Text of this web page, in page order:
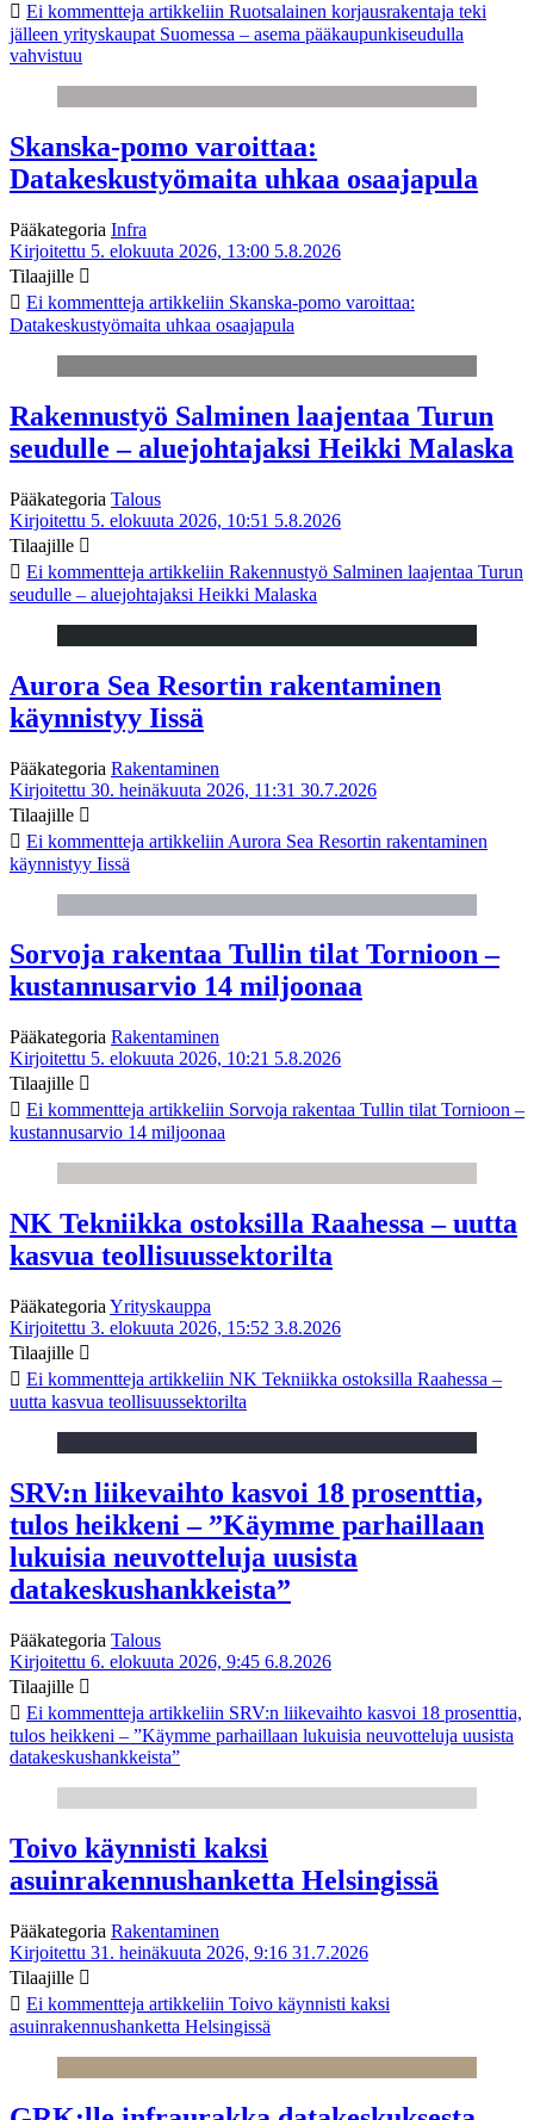
Ei kommentteja artikkeliin Ruotsalainen korjausrakentaja teki
jälleen yrityskaupat Suomessa – asema pääkaupunkiseudulla
vahvistuu
Skanska-pomo varoittaa:
Datakeskustyömaita uhkaa osaajapula
Pääkategoria Infra
Kirjoitettu 5. elokuuta 2026, 13:00 5.8.2026
Tilaajille
Ei kommentteja artikkeliin Skanska-pomo varoittaa:
Datakeskustyömaita uhkaa osaajapula
Rakennustyö Salminen laajentaa Turun
seudulle – aluejohtajaksi Heikki Malaska
Pääkategoria Talous
Kirjoitettu 5. elokuuta 2026, 10:51 5.8.2026
Tilaajille
Ei kommentteja artikkeliin Rakennustyö Salminen laajentaa Turun
seudulle – aluejohtajaksi Heikki Malaska
Aurora Sea Resortin rakentaminen
käynnistyy Iissä
Pääkategoria Rakentaminen
Kirjoitettu 30. heinäkuuta 2026, 11:31 30.7.2026
Tilaajille
Ei kommentteja artikkeliin Aurora Sea Resortin rakentaminen
käynnistyy Iissä
Sorvoja rakentaa Tullin tilat Tornioon –
kustannusarvio 14 miljoonaa
Pääkategoria Rakentaminen
Kirjoitettu 5. elokuuta 2026, 10:21 5.8.2026
Tilaajille
Ei kommentteja artikkeliin Sorvoja rakentaa Tullin tilat Tornioon –
kustannusarvio 14 miljoonaa
NK Tekniikka ostoksilla Raahessa – uutta
kasvua teollisuussektorilta
Pääkategoria Yrityskauppa
Kirjoitettu 3. elokuuta 2026, 15:52 3.8.2026
Tilaajille
Ei kommentteja artikkeliin NK Tekniikka ostoksilla Raahessa –
uutta kasvua teollisuussektorilta
SRV:n liikevaihto kasvoi 18 prosenttia,
tulos heikkeni – ”Käymme parhaillaan
lukuisia neuvotteluja uusista
datakeskushankkeista”
Pääkategoria Talous
Kirjoitettu 6. elokuuta 2026, 9:45 6.8.2026
Tilaajille
Ei kommentteja artikkeliin SRV:n liikevaihto kasvoi 18 prosenttia,
tulos heikkeni – ”Käymme parhaillaan lukuisia neuvotteluja uusista
datakeskushankkeista”
Toivo käynnisti kaksi
asuinrakennushanketta Helsingissä
Pääkategoria Rakentaminen
Kirjoitettu 31. heinäkuuta 2026, 9:16 31.7.2026
Tilaajille
Ei kommentteja artikkeliin Toivo käynnisti kaksi
asuinrakennushanketta Helsingissä